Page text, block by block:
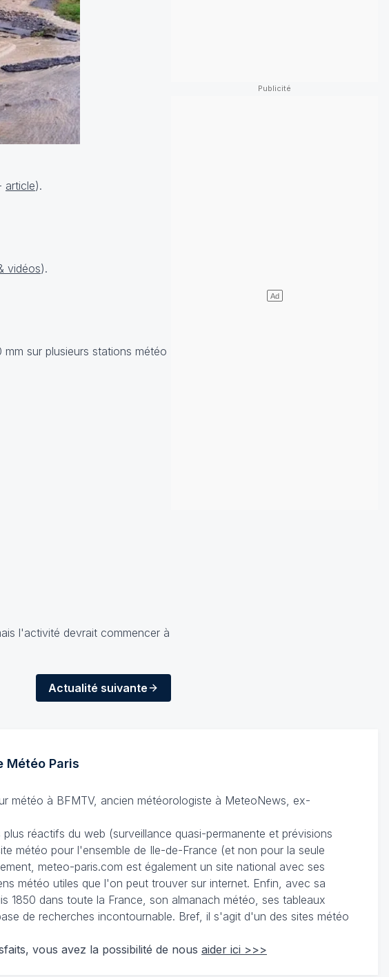
article).
vidéos).
sur plusieurs stations météo
l'activité devrait commencer à
Actualité suivante
MétéoParis
météo à BFMTV, ancien météorologiste à MeteoNews, ex-
réactifs du web (surveillance quasi-permanente et prévisions
météo pour l'ensemble de Ile-de-France (et non pour la seule
meteo-paris.com est également un site national avec ses
météo utiles que l'on peut trouver sur internet. Enfin, avec sa
1850 dans toute la France, son almanach météo, ses tableaux
de recherches incontournable. Bref, il s'agit d'un des sites météo
vous avez la possibilité de nous aider ici >>>